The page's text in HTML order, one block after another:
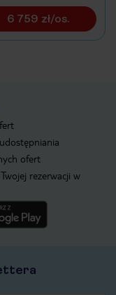
6 759 zł/os.
ofert
rezerwacji w